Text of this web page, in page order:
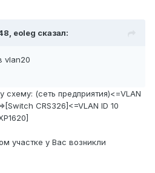
eoleg сказал:
vlan20
схему: (сеть предприятия)<=VLAN
CRS326]<=VLAN ID 10
участке у Вас возникли